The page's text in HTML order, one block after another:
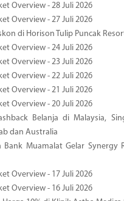
Overview - 28 Juli 2026
Overview - 27 Juli 2026
di Horison Tulip Puncak
Overview - 24 Juli 2026
Overview - 23 Juli 2026
Overview - 22 Juli 2026
Overview - 21 Juli 2026
Overview - 20 Juli 2026
Belanja di Malaysia,
dan Australia
Bank Muamalat Gelar Synergy
Overview - 17 Juli 2026
Overview - 16 Juli 2026